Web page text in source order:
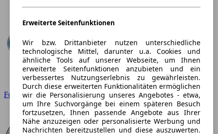
Ford
Erweiterte Seitenfunktionen
Wir bzw. Drittanbieter nutzen unterschiedliche
technologische Mittel, darunter u.a. Cookies und
ähnliche Tools auf unserer Webseite, um Ihnen
erweiterte Seitenfunktionen anzubieten und ein
verbessertes Nutzungserlebnis zu gewährleisten.
Durch diese erweiterten Funktionalitäten ermöglichen
wir die Personalisierung unseres Angebotes - etwa,
um Ihre Suchvorgänge bei einem späteren Besuch
fortzusetzen, Ihnen passende Angebote aus Ihrer
Nähe anzuzeigen oder personalisierte Werbung und
Nachrichten bereitzustellen und diese auszuwerten.